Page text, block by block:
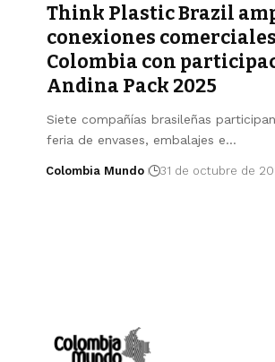
Think Plastic Brazil
conexiones
Colombia con
Andina Pack 2025
Siete compañías brasileñas
feria de envases, embalajes e…
Colombia Mundo 31 de octubre de